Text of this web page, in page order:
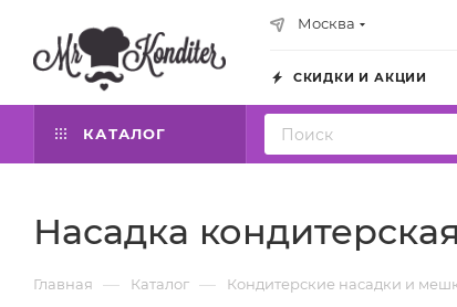
Москва
СКИДКИ И АКЦИИ
КАТАЛОГ
Насадка
Главная — Каталог — Кондитерские насадки и